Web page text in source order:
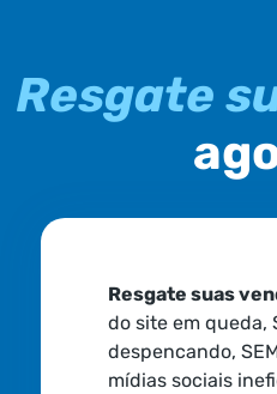
Resgate
Resgate suas
do site em queda,
despencando,
mídias sociais